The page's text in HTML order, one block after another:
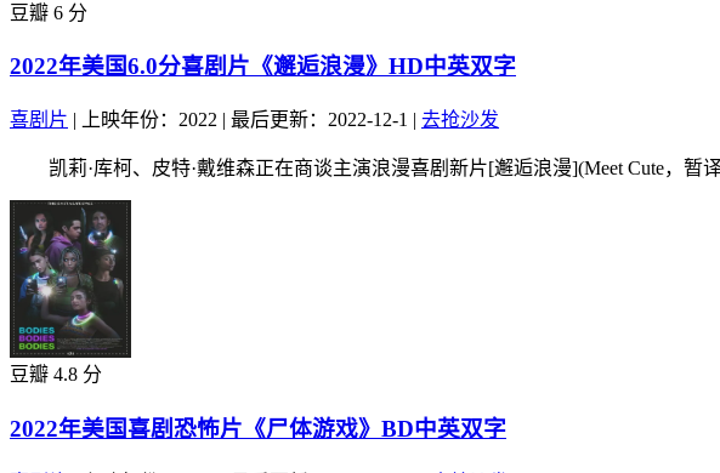
豆瓣 6 分
2022年美国6.0分喜剧片《邂逅浪漫》HD中英双字
喜剧片 | 上映年份：2022 | 最后更新：2022-12-1 | 去抢沙发
凯莉·库柯、皮特·戴维森正在商谈主演浪漫喜剧新片[邂逅浪漫](Meet Cute，暂
豆瓣 4.8 分
2022年美国喜剧恐怖片《尸体游戏》BD中英双字